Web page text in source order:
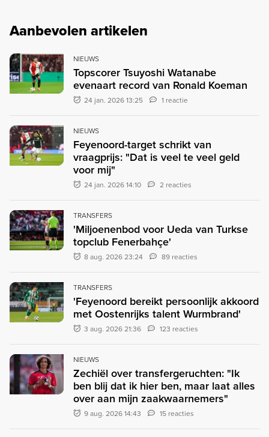
Aanbevolen artikelen
NIEUWS
Topscorer Tsuyoshi Watanabe
evenaart record van Ronald Koeman
24 jan. 2026 13:25 1 reactie
NIEUWS
Feyenoord-target schrikt van
vraagprijs: "Dat is veel te veel geld
voor mij"
24 jan. 2026 14:10 2 reacties
TRANSFERS
'Miljoenenbod voor Ueda van Turkse
topclub Fenerbahçe'
8 aug. 2026 23:24 89 reacties
TRANSFERS
'Feyenoord bereikt persoonlijk akkoord
met Oostenrijks talent Wurmbrand'
3 aug. 2026 21:36 123 reacties
NIEUWS
Zechiël over transfergeruchten: "Ik
ben blij dat ik hier ben, maar laat alles
over aan mijn zaakwaarnemers"
9 aug. 2026 14:43 15 reacties